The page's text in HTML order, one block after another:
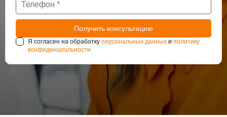
Я согласен на обработку персональных данных и политику
конфиденциальности